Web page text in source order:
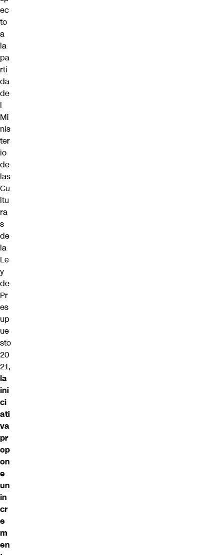
ec
to
a
la
pa
rti
da
de
l
Mi
nis
ter
io
de
las
Cu
ltu
ra
s
de
la
Le
y
de
Pr
es
up
ue
sto
20
21,
la
ini
ci
ati
va
pr
op
on
e
un
in
cr
e
m
en